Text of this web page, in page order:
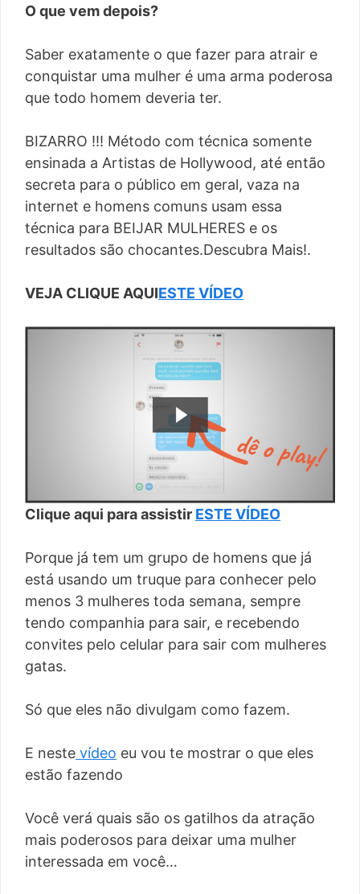
O que vem depois?
Saber exatamente o que fazer para atrair e
conquistar uma mulher é uma arma poderosa
que todo homem deveria ter.
BIZARRO !!! Método com técnica somente
ensinada a Artistas de Hollywood, até então
secreta para o público em geral, vaza na
internet e homens comuns usam essa
técnica para BEIJAR MULHERES e os
resultados são chocantes.Descubra Mais!.
VEJA CLIQUE AQUIESTE VÍDEO
Clique aqui para assistir ESTE VÍDEO
Porque já tem um grupo de homens que já
está usando um truque para conhecer pelo
menos 3 mulheres toda semana, sempre
tendo companhia para sair, e recebendo
convites pelo celular para sair com mulheres
gatas.
Só que eles não divulgam como fazem.
E neste vídeo eu vou te mostrar o que eles
estão fazendo
Você verá quais são os gatilhos da atração
mais poderosos para deixar uma mulher
interessada em você…